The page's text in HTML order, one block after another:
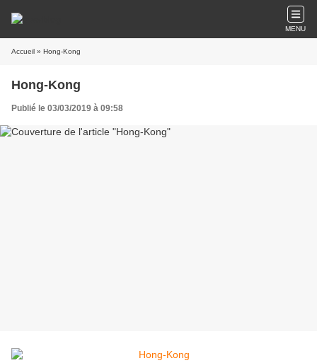
MENU
Accueil » Hong-Kong
Hong-Kong
Publié le 03/03/2019 à 09:58